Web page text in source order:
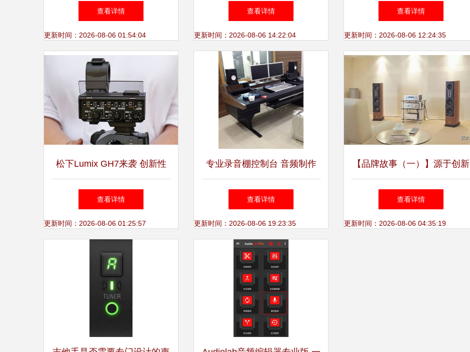
京画册设计印刷-必得印象
查看详情
更新时间：2026-08-06 01:54:04
数字铁匠
查看详情
更新时间：2026-08-06 14:22:04
全新交互体验
查看详情
更新时间：2026-08-06 12:24:35
松下Lumix GH7来袭 创新性
能与专业摄影的融合
查看详情
更新时间：2026-08-06 01:25:57
专业录音棚控制台 音频制作
的工业美学
查看详情
更新时间：2026-08-06 19:23:35
【品牌故事（一）】源于创新
热情与技术天赋 DENON（天
龙）的百年辉煌
查看详情
更新时间：2026-08-06 04:35:19